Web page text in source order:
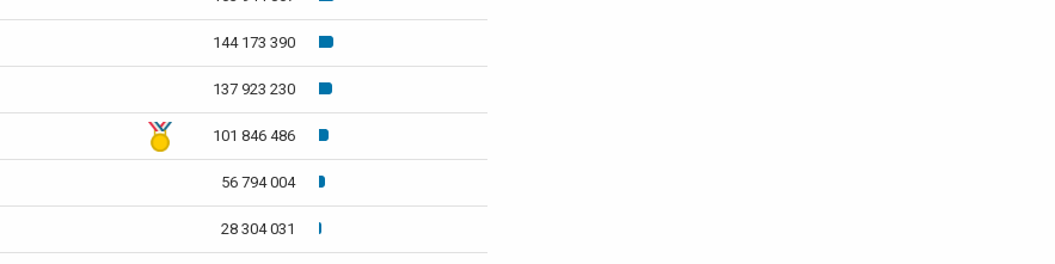
144 173 390
137 923 230
101 846 486
56 794 004
28 304 031